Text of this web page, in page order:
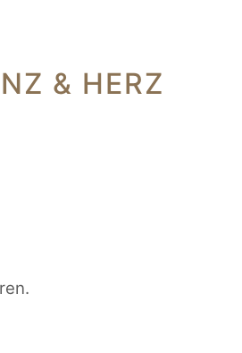
& HERZ